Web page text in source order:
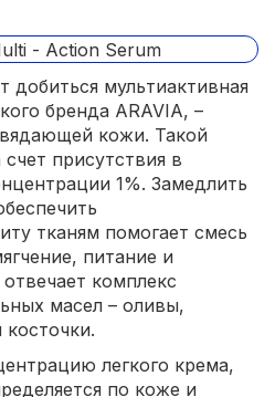
добиться мультиактивная
бренда ARAVIA, –
кожи. Такой
присутствия в
1%. Замедлить
тканям помогает смесь
питание и
комплекс
масел – оливы,
легкого крема,
по коже и